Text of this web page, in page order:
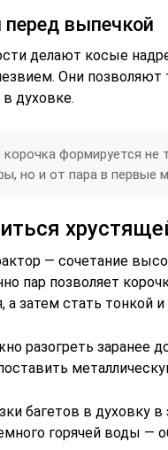
выпечкой
делают косые
Они позволяют
духовке.
формируется не
но и от пара в первые
— сочетание
пар позволяет
а затем стать тонкой
разогреть заранее
багетов в духовку
горячей воды —